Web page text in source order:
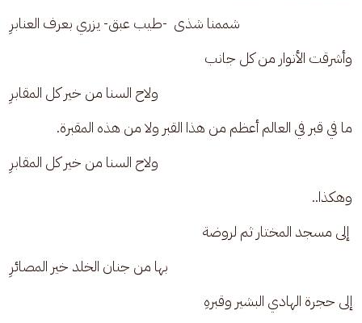
شممنا شذى  -طيب عبق- يزري بعرف العنابرِ
وأشرقت الأنوار من كل جانب
ولاح السنا من خير كل المقابرِ
ما في قبر في العالم أعظم من هذا القبر ولا من هذه المقبرة.
ولاح السنا من خير كل المقابرِ
وهكذا..
إلى مسجد المختار ثم لروضة
بها من جنان الخلد خير المصائرِ
إلى حجرة الهادي البشير وقبرهِ